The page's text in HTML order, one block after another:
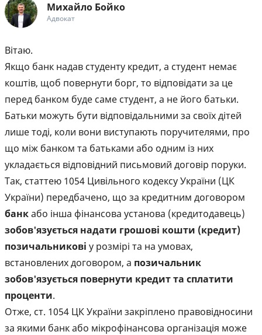
Михайло Бойко
Адвокат
Вітаю.
Якщо банк надав студенту кредит, а студент немає
коштів, щоб повернути борг, то відповідати за це
перед банком буде саме студент, а не його батьки.
Батьки можуть бути відповідальними за своїх дітей
лише тоді, коли вони виступають поручителями, про
що між банком та батьками або одним із них
укладається відповідний письмовий договір поруки.
Так, статтею 1054 Цивільного кодексу України (ЦК
України) передбачено, що за кредитним договором
банкабо інша фінансова установа (кредитодавець)
зобов'язується надати грошові кошти (кредит)
позичальникові у розмірі та на умовах,
встановлених договором, а позичальник
зобов'язується повернути кредит та сплатити
проценти.
Отже, ст. 1054 ЦК України закріплено правовідносини
за якими банк або мікрофінансова організація може